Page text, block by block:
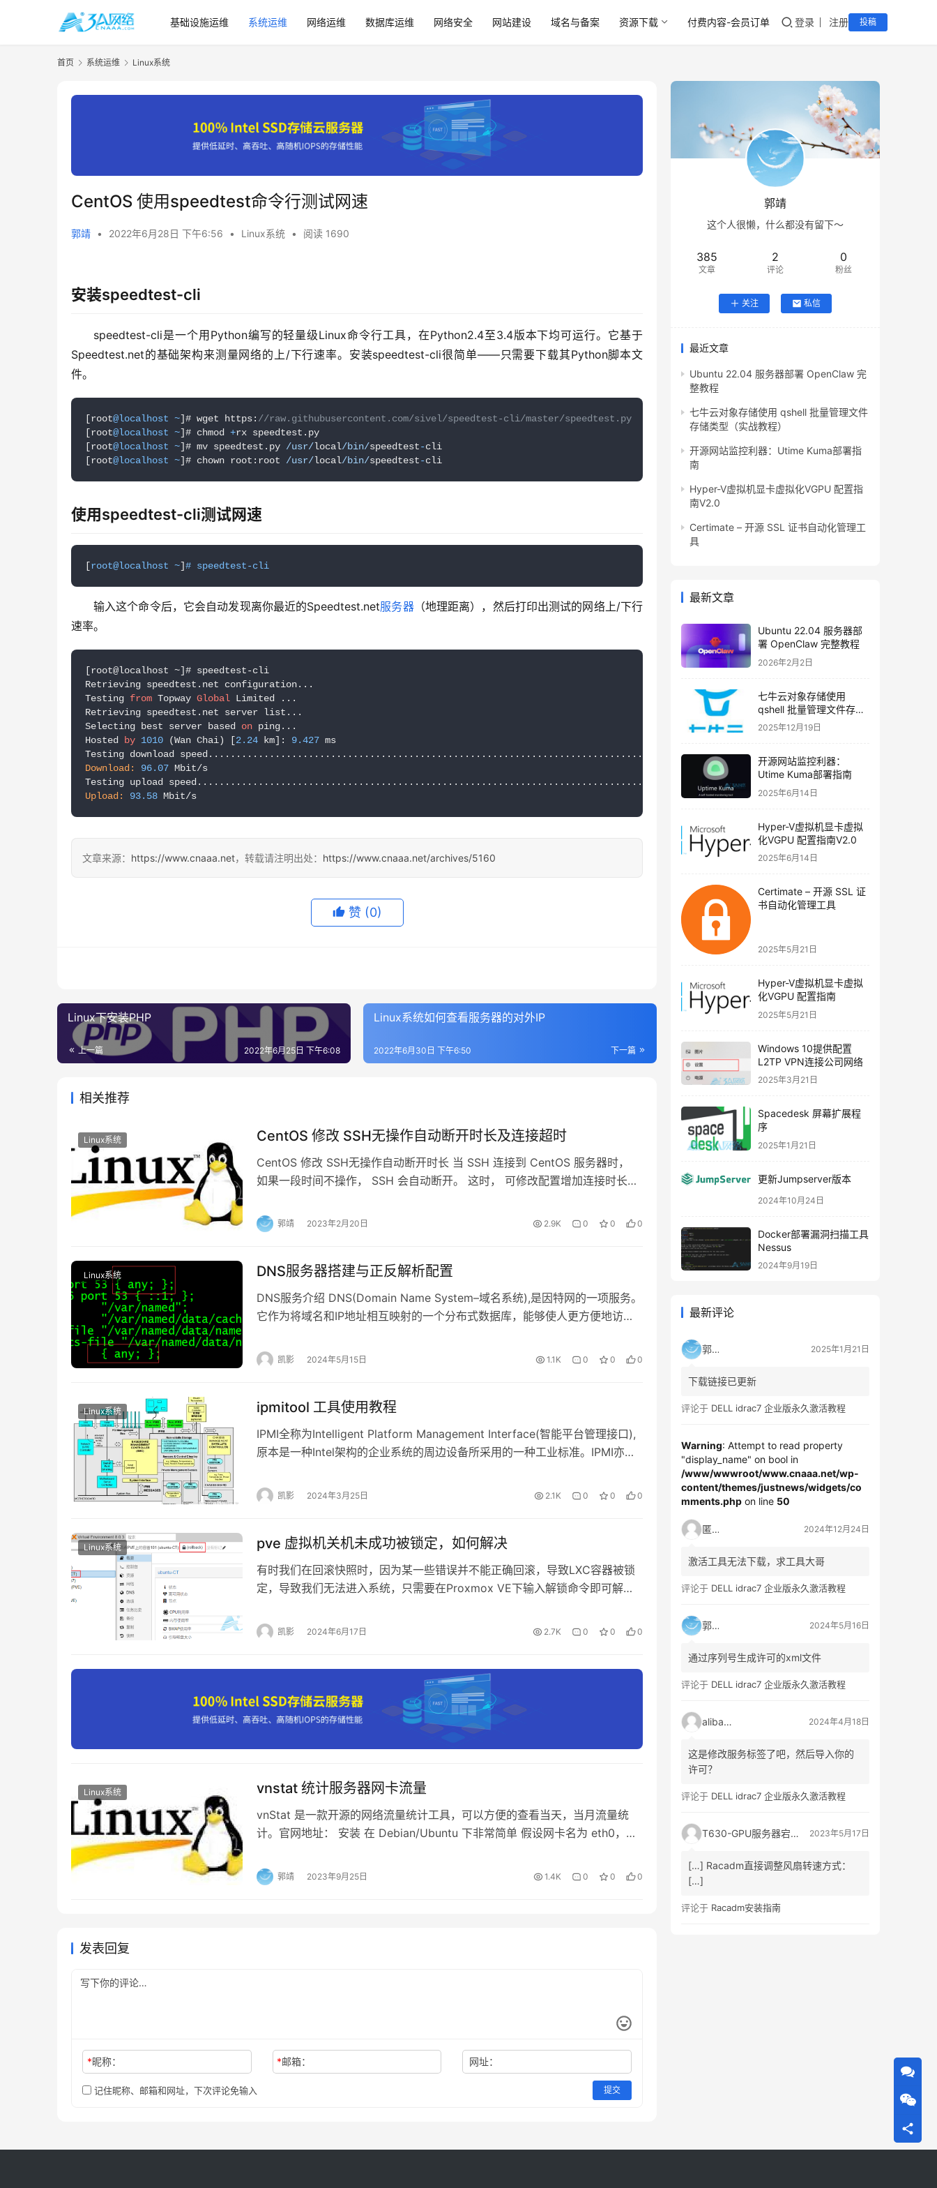
基础设施运维 系统运维 网络运维 数据库运维 网络安全 网站建设 域名与备案 资源下载 付费内容-会员订单 登录 注册 投稿
首页 系统运维 Linux系统
CentOS 使用speedtest命令行测试网速
郭靖 • 2022年6月28日 下午6:56 • Linux系统 • 阅读 1690
安装speedtest-cli
speedtest-cli是一个用Python编写的轻量级Linux命令行工具，在Python2.4至3.4版本下均可运行。它基于
Speedtest.net的基础架构来测量网络的上/下行速率。安装speedtest-cli很简单——只需要下载其Python脚本文
件。
[root@localhost ~]# wget https: //raw.githubusercontent.com/sivel/speedtest-cli/master/speedtest.py
[root@localhost ~]# chmod +rx speedtest.py
[root@localhost ~]# mv speedtest.py /usr/local/bin/speedtest-cli
[root@localhost ~]# chown root:root /usr/local/bin/speedtest-
使用speedtest-cli测试网速
[root@localhost ~]# speedtest-cli
输入这个命令后，它会自动发现离你最近的Speedtest.net服务器（地理距离），然后打印出测试的网络上/下行
速率。
[root@localhost ~]# speedtest-cli
Retrieving speedtest.net configuration...
Testing from Topway Global Limited ...
Retrieving speedtest.net server list...
Selecting best server based on ping...
Hosted by 1010 (Wan Chai) [2.24 km]: 9.427 ms
Download:
96.07 Mbit/s
Upload:
93.58
文章来源： https://www.cnaaa.net，转载请注明出处： https://www.cnaaa.net/archives/5160
赞 (0)
Linux下安装PHP
上一篇 2022年6月25日 下午6:08
Linux系统如何查看服务器的对外IP
下一篇
2022年6月30日 下午6:50
相关推荐
Linux系统 CentOS 修改 SSH无操作自动断开时长及连接超时
CentOS 修改 SSH无操作自动断开时长 当 SSH 连接到 CentOS 服务器时，
如果一段时间不操作， SSH 会自动断开。 这时， 可修改配置增加连接时长。
户端发送消息的间隔，默认 0 不发送消息。ClientAliveInterval 30…
郭靖 2023年2月20日 2.9K 0 0 0
Linux系统 DNS服务器搭建与正反解析配置
DNS服务介绍 DNS(Domain Name System–域名系统),是因特网的一项服务。
它作为将域名和IP地址相互映射的一个分布式数据库，能够使人更方便地访问
式数据库,命名系统采用层次的逻辑结构,如同一颗倒置的树,这个逻辑的树形结
凯影 2024年5月15日 1.1K 0 0 0
Linux系统 ipmitool 工具使用教程
IPMI全称为Intelligent Platform Management Interface(智能平台管理接口),
原本是一种Intel架构的企业系统的周边设备所采用的一种工业标准。IPMI亦是
跨不同的操作系统、固件和硬件平台，可以智能的监控、控制和自动回报大量
凯影 2024年3月25日 2.1K 0 0 0
Linux系统 pve 虚拟机关机未成功被锁定，如何解决
有时我们在回滚快照时，因为某一些错误并不能正确回滚，导致LXC容器被锁
定，导致我们无法进入系统，只需要在Proxmox VE下输入解锁命令即可解
了一个锁并变为rollback状态，此时此容器无法打开。 只需要在Proxmox VE
命令行窗口输入解锁命令即可解锁。 如果是虚拟机被锁定则…
凯影 2024年6月17日 2.7K 0 0 0
Linux系统 vnstat 统计服务器网卡流量
vnStat 是一款开源的网络流量统计工具，可以方便的查看当天，当月流量统
计。官网地址： 安装 在 Debian/Ubuntu 下非常简单 假设网卡名为 eth0，该
直接输入 vnstat 图形化输出可以使用 vnst…
郭靖 2023年9月25日 1.4K 0 0 0
发表回复
*昵称： *邮箱： 网址：
记住昵称、邮箱和网址，下次评论免输入 提交
郭靖
这个人很懒，什么都没有留下～
385
文章
2
评论
0
粉丝
关注 私信
最近文章
Ubuntu 22.04 服务器部署 OpenClaw 完
整教程
七牛云对象存储使用 qshell 批量管理文件
存储类型（实战教程）
开源网站监控利器：Utime Kuma部署指
南
Hyper-V虚拟机显卡虚拟化VGPU 配置指
南V2.0
Certimate – 开源 SSL 证书自动化管理工
具
最新文章
Ubuntu 22.04 服务器部
署 OpenClaw 完整教程
2026年2月2日
七牛云对象存储使用
qshell 批量管理文件存储
类型（实战教程）
2025年12月19日
开源网站监控利器：
Utime Kuma部署指南
2025年6月14日
Hyper-V虚拟机显卡虚拟
化VGPU 配置指南V2.0
2025年6月14日
Certimate – 开源 SSL 证
书自动化管理工具
2025年5月21日
Hyper-V虚拟机显卡虚拟
化VGPU 配置指南
2025年5月21日
Windows 10提供配置
L2TP VPN连接公司网络
2025年3月21日
Spacedesk 屏幕扩展程
序
2025年1月21日
更新Jumpserver版本
2024年10月24日
Docker部署漏洞扫描工具
Nessus
2024年9月19日
最新评论
郭靖 2025年1月21日
下载链接已更新
评论于 DELL idrac7 企业版永久激活教程
Warning: Attempt to read property
"display_name" on bool in
/www/wwwroot/www.cnaaa.net/wp-
content/themes/justnews/widgets/co
mments.php on line 50
匿名 2024年12月24日
激活工具无法下载，求工具大哥
评论于 DELL idrac7 企业版永久激活教程
郭靖 2024年5月16日
通过序列号生成许可的xml文件
评论于 DELL idrac7 企业版永久激活教程
alibaba 2024年4月18日
这是修改服务标签了吧，然后导入你的
许可？
评论于 DELL idrac7 企业版永久激活教程
T630-GPU服务器宕机、自动重启日志记录_3A网络资讯门户 2023年5月17日
[…] Racadm直接调整风扇转速方式：
[…]
评论于 Racadm安装指南